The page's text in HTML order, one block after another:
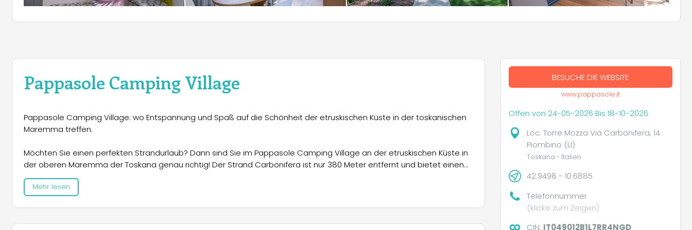
Pappasole Camping Village
Pappasole Camping Village: wo Entspannung und Spaß auf die Schönheit der etruskischen Küste in der toskanischen
Maremma treffen.
Möchten Sie einen perfekten Strandurlaub? Dann sind Sie im Pappasole Camping Village an der etruskischen Küste in
der oberen Maremma der Toskana genau richtig! Der Strand Carbonifera ist nur 380 Meter entfernt und bietet einen
herrlichen Blick auf die Insel Elba. Es stehen zahlreiche Unterkünfte zur Auswahl, darunter Bungalows und Mobilheime
sowie Stellplätze von klassisch bis hin zu Stellplätzen mit eigenem Bad und eigener Küche. Alle Unterkünfte sind gut
Pizzarestaurant, einen Fahrradverleih, eine Apotheke und vieles mehr! Für Ihr Wohlbefinden können Sie sich auf das
Mehr lesen
BESUCHE DIE WEBSITE
www.pappasole.it
Offen von 24-05-2026 Bis 18-10-2026
Loc. Torre Mozza Via Carbonifera, 14
Piombino (LI)
Toskana - Italien
42.9498 - 10.6885
Telefonnummer
(klicke zum Zeigen)
CIN: IT049012B1L7RR4NGD